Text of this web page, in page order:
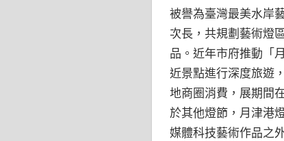
被譽為臺灣最美水岸
次長，共規劃藝術燈
品。近年市府推動「
近景點進行深度旅遊
地商圈消費，展期間
於其他燈節，月津港
媒體科技藝術作品之